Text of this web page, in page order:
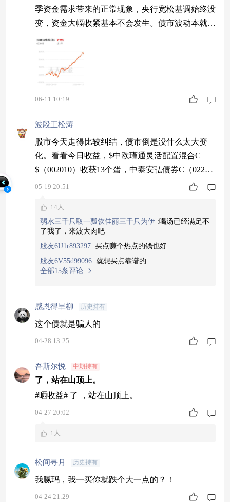
季资金需求带来的正常现象，央行宽松基调始终没
变，资金大幅收紧基本不会发生。债市波动本就短
于股市，招商招华纯债 D 近一年涨 2.76%，回血
速度快，现在可以借机逐步补仓。$招商招华纯债
D$ #破圈侠VS护息僧#
06-11 10:19
波段王松涛
股市今天走得比较纠结，债市倒是没什么太大变
化。看看今日收益，$中欧瑾通灵活配置混合C
$（002010）收获13个蛋，中泰安弘债券C（02232
9）10个蛋，银河领先债券C（017763）9个蛋。中
心。#长鑫科技Q1赚约250亿或引爆A股朋友圈#
05-19 20:51
14人
弱水三千只取一瓢饮佳丽三千只为伊 :喝汤已经满足不
了我了，来波大肉吧
股友6U1r893297 :买点赚个热点的钱也好
股友6V55d99096 :就想买点靠谱的
全部15条评论
感恩得旱柳 历史持有
这个债就是骗人的
04-28 13:25
吾斯尔悦 中期持有
了，站在山顶上。
#晒收益# 了 ，站在山顶上。
04-27 20:02
1人
松间寻月 历史持有
我腻玛，我一买你就跌个大一点的？！
04-24 21:29